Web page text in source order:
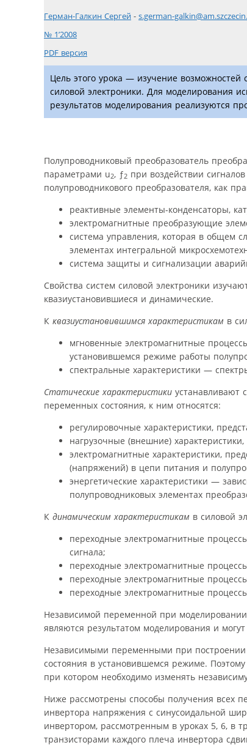
Герман-Галкин Сергей - s.german-
№ 1’2008
PDF версия
Цель этого урока — изучение
силовой электроники. Для моделирования
результатов моделирования реализуются
Полупроводниковый преобразователь
параметрами u2, ƒ2 при воздействии
полупроводникового преобразователя, как
реактивные элементы-конденсаторы,
электромагнитные преобразующие
система управления, которая в общем
элементах интегральной
система защиты и сигнализации
Свойства систем силовой электроники
квазиустановившиеся и динамические.
К квазиустановившимся характеристикам в
мгновенные электромагнитные
установившемся режиме работы
спектральные характеристики —
Статические характеристики устанавливают
переменных состояния, к ним относятся:
регулировочные характеристики,
нагрузочные (внешние)
электромагнитные характеристики,
(напряжений) в цепи питания и
энергетические характеристики —
полупроводниковых элементах
К динамическим характеристикам в силовой
переходные электромагнитные
сигнала;
переходные электромагнитные
переходные электромагнитные
переходные электромагнитные
Независимой переменной при
являются результатом моделирования и
Независимыми переменными при построении
состояния в установившемся режиме.
при котором необходимо изменять
Ниже рассмотрены способы получения всех
инвертора напряжения с синусоидальной
инвертором, рассмотренным в уроках 5, 6, в
транзисторами каждого плеча инвертора